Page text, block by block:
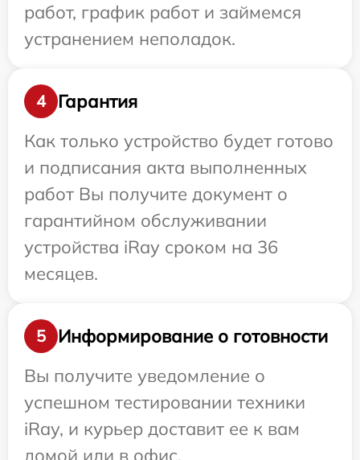
работ, график работ и займемся
устранением неполадок.
4
Гарантия
Как только устройство будет готово
и подписания акта выполненных
работ Вы получите документ о
гарантийном обслуживании
устройства iRay сроком на 36
месяцев.
5
Информирование о готовности
Вы получите уведомление о
успешном тестировании техники
iRay, и курьер доставит ее к вам
домой или в офис.